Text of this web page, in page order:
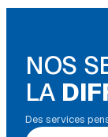
NOS
LA
Des services